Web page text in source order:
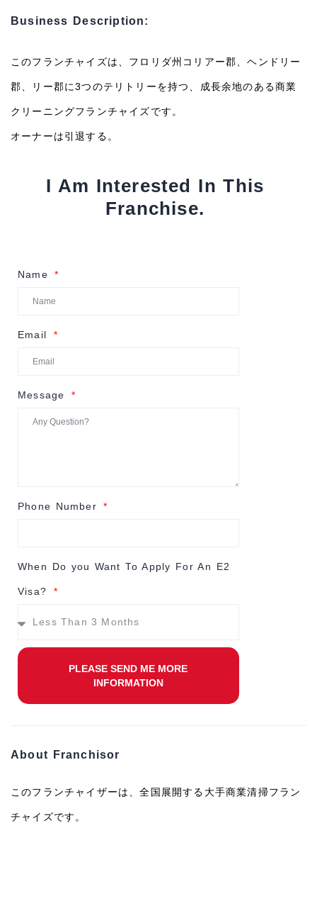
Business Description:
このフランチャイズは、フロリダ州コリアー郡、ヘンドリー
郡、リー郡に3つのテリトリーを持つ、成長余地のある商業
クリーニングフランチャイズです。
オーナーは引退する。
I Am Interested In This
Franchise.
Name
Email
Message
Phone Number
When Do you Want To Apply For An E2
Visa?
PLEASE SEND ME MORE
INFORMATION
About Franchisor
このフランチャイザーは、全国展開する大手商業清掃フラン
チャイズです。